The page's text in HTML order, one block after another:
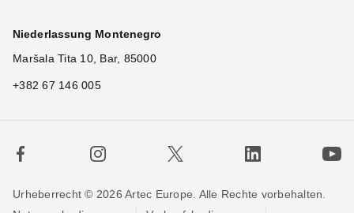
Niederlassung Montenegro
Maršala Tita 10, Bar, 85000
+382 67 146 005
Urheberrecht © 2026 Artec Europe. Alle Rechte vorbehalten.